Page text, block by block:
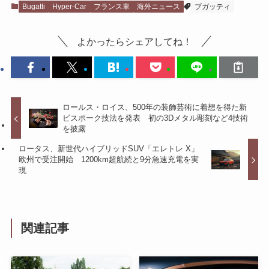
Bugatti Hyper-Car フランス車 海外ニュース ブガッティ
よかったらシェアしてね！
ロールス・ロイス、500年の装飾芸術に着想を得た新
ビスポーク技法を発表 初の3Dメタル彫刻など4技術
を披露
ロータス、新世代ハイブリッドSUV「エレトレ X」
欧州で受注開始 1200km超航続と9分急速充電を実
現
関連記事